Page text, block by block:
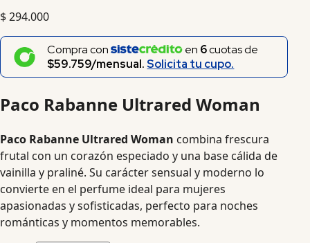
$294.000
Compra con en 6cuotas de
$59.759/mensual.Solicita tu cupo.
Paco Rabanne Ultrared Woman
Paco Rabanne Ultrared Woman combina frescura
frutal con un corazón especiado y una base cálida de
vainilla y praliné. Su carácter sensual y moderno lo
convierte en el perfume ideal para mujeres
apasionadas y sofisticadas, perfecto para noches
románticas y momentos memorables.